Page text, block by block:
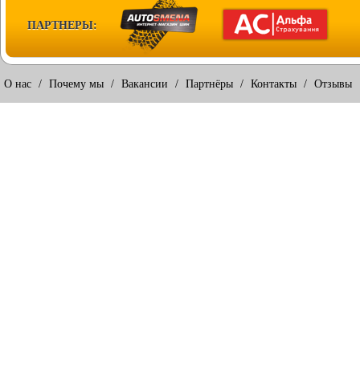
ПАРТНЕРЫ:
О нас / Почему мы / Вакансии / Партнёры / Контакты / Отзывы